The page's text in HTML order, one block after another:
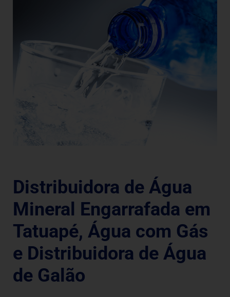
Distribuidora de Água
Mineral Engarrafada em
Tatuapé, Água com Gás
e Distribuidora de Água
de Galão